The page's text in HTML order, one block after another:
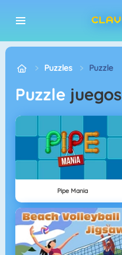
Puzzles Puzzle
puzzle juegos
Pipe Mania